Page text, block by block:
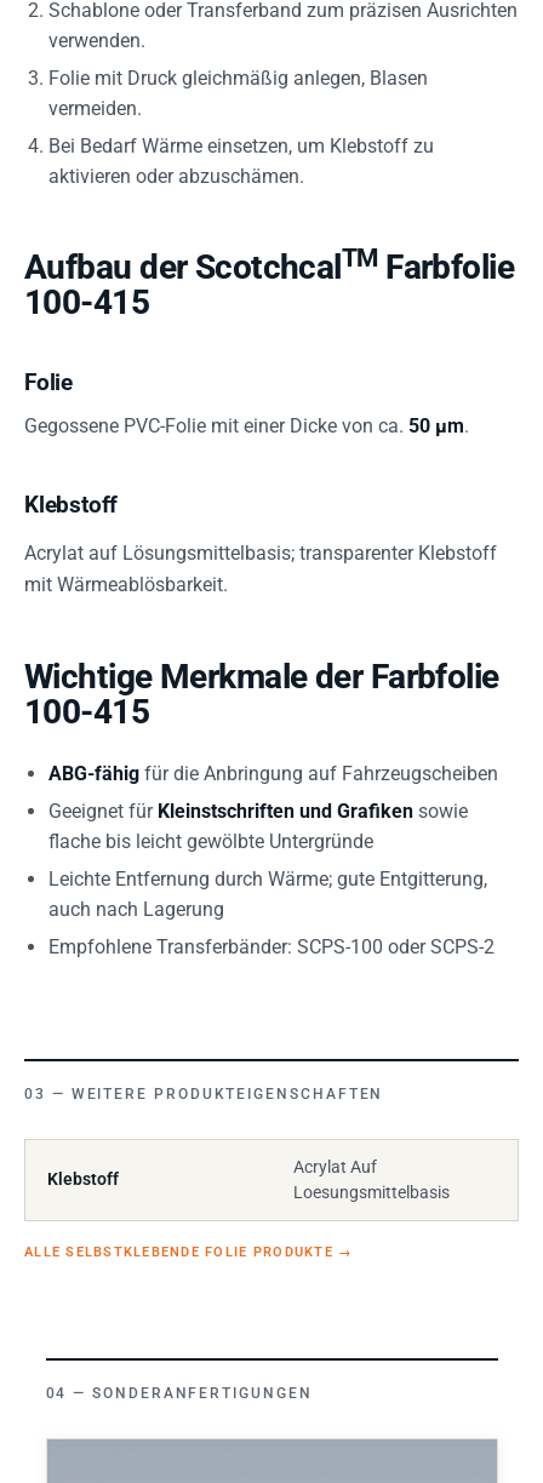
Schablone oder Transferband zum präzisen Ausrichten
verwenden.
Folie mit Druck gleichmäßig anlegen, Blasen
vermeiden.
Bei Bedarf Wärme einsetzen, um Klebstoff zu
aktivieren oder abzuschämen.
Aufbau der ScotchcalTM Farbfolie
100-415
Folie
Gegossene PVC-Folie mit einer Dicke von ca. 50 µm.
Klebstoff
Acrylat auf Lösungsmittelbasis; transparenter Klebstoff
mit Wärmeablösbarkeit.
Wichtige Merkmale der Farbfolie
100-415
ABG-fähig für die Anbringung auf Fahrzeugscheiben
Geeignet für Kleinstschriften und Grafiken sowie
flache bis leicht gewölbte Untergründe
Leichte Entfernung durch Wärme; gute Entgitterung,
auch nach Lagerung
Empfohlene Transferbänder: SCPS-100 oder SCPS-2
WEITERE PRODUKTEIGENSCHAFTEN
Klebstoff
Acrylat Auf
Loesungsmittelbasis
ALLE SELBSTKLEBENDE FOLIE PRODUKTE →
SONDERANFERTIGUNGEN